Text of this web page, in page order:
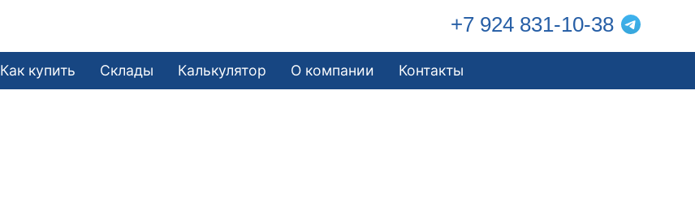
+7 924 831-10-38
Как купить Склады Калькулятор О компании Контакты